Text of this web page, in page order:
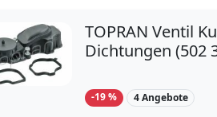
TOPRAN Ventil
Dichtungen (502
-19 % 4 Angebote